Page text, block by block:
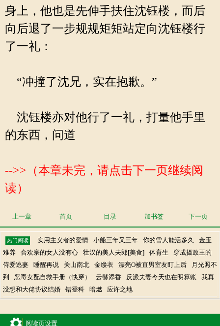
身上，他也是先伸手扶住沈钰楼，而后
向后退了一步规规矩矩站定向沈钰楼行
了一礼：
“冲撞了沈兄，实在抱歉。”
沈钰楼亦对他行了一礼，打量他手里
的东西，问道
-->>（本章未完，请点击下一页继续阅
读）
上一章 首页 目录 加书签 下一页
热门阅读 实用主义者的爱情 小船三年又三年 你的雪人能活多久
金玉
难养
合欢宗的女人没有心 壮汉的美人夫郎[美食] 体育生
穿成摄政王的
侍爱逃妻
睡醒再说 关山南北 金缕衣 漂亮O被直男室友盯上后
月光照不
到
恶毒女配自救手册（快穿） 云鬓添香 反派夫妻今天也在明算账
我真
没想和大佬协议结婚
错登科 暗燃 应许之地
阅读页设置